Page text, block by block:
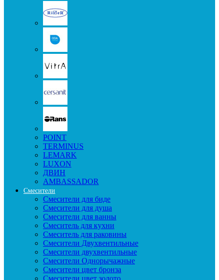
POINT
TERMINUS
LEMARK
LUXON
ДВИН
AMBASSADOR
Смесители
Смесители для биде
Смесители для душа
Смесители для ванны
Смеситель для кухни
Смеситель для раковины
Смесители Двухвентильные
Смесители двухвентильные
Смесители Однорычажные
Смесители цвет бронза
Смесители цвет золото